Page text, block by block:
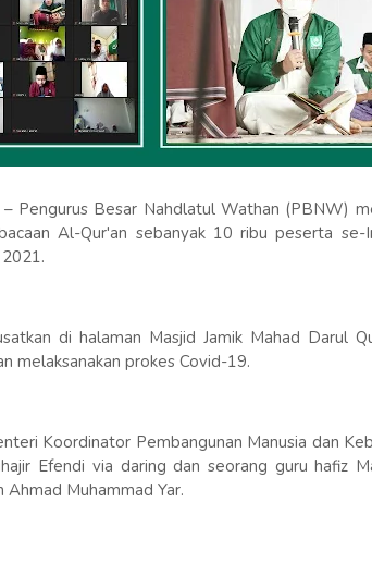
Pengurus Besar Nahdlatul Wathan (PBNW)
Al-Qur'an sebanyak 10 ribu peserta se-
di halaman Masjid Jamik Mahad Darul
melaksanakan prokes Covid-19.
Koordinator Pembangunan Manusia dan
Efendi via daring dan seorang guru hafiz
Ahmad Muhammad Yar.